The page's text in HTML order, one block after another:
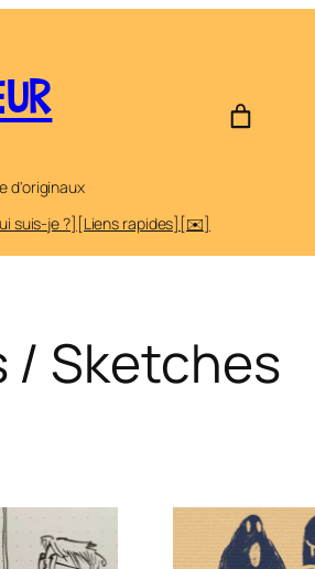
d'originaux
suis-je ?] [Liens rapides] [✉️]
/ Sketches